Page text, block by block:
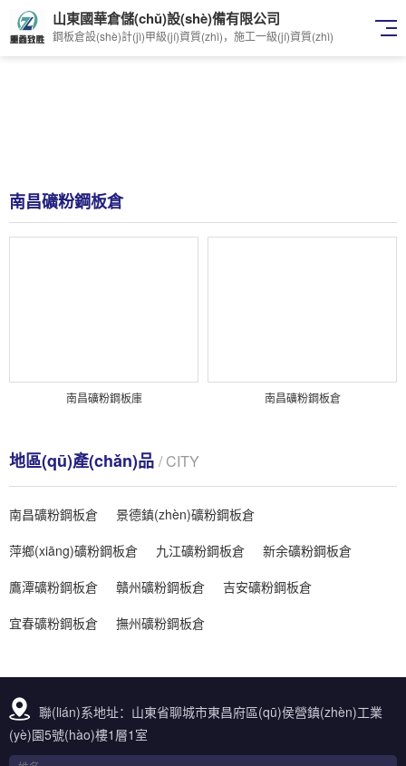
山東國華倉儲(chǔ)設(shè)備有限公司
鋼板倉設(shè)計(jì)甲級(jí)資質(zhì)，施工一級(jí)資質(zhì)
南昌礦粉鋼板倉
南昌礦粉鋼板庫 南昌礦粉鋼板倉
地區(qū)產(chǎn)品 / CITY
南昌礦粉鋼板倉
景德鎮(zhèn)礦粉鋼板倉
萍鄉(xiāng)礦粉鋼板倉
九江礦粉鋼板倉
新余礦粉鋼板倉
鷹潭礦粉鋼板倉
贛州礦粉鋼板倉
吉安礦粉鋼板倉
宜春礦粉鋼板倉
撫州礦粉鋼板倉
聯(lián)系地址：山東省聊城市東昌府區(qū)侯營鎮(zhèn)工業
(yè)園5號(hào)樓1層1室